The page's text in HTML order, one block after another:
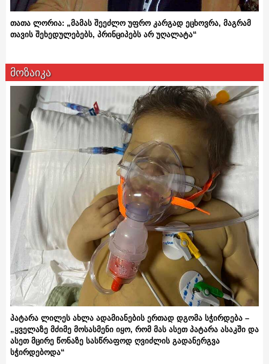
თათა ლორია: „მამას შეეძლო უფრო კარგად ეცხოვრა, მაგრამ
თავის შეხედულებებს, პრინციპებს არ უღალატა“
მოზაიკა
პატარა ლილეს ახლა ადამიანების ერთად დგომა სჭირდება –
„ყველაზე მძიმე მოსასმენი იყო, რომ მას ასეთ პატარა ასაკში და
ასეთ მცირე წონაზე სასწრაფოდ ღვიძლის გადანერგვა
სჭირდებოდა“